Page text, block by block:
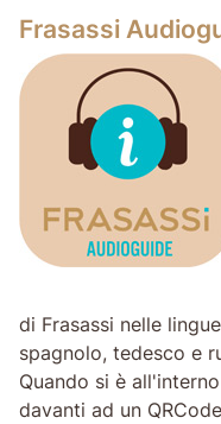
Frasassi
di Frasassi nelle
spagnolo, tedesco e
Quando si è
davanti ad un